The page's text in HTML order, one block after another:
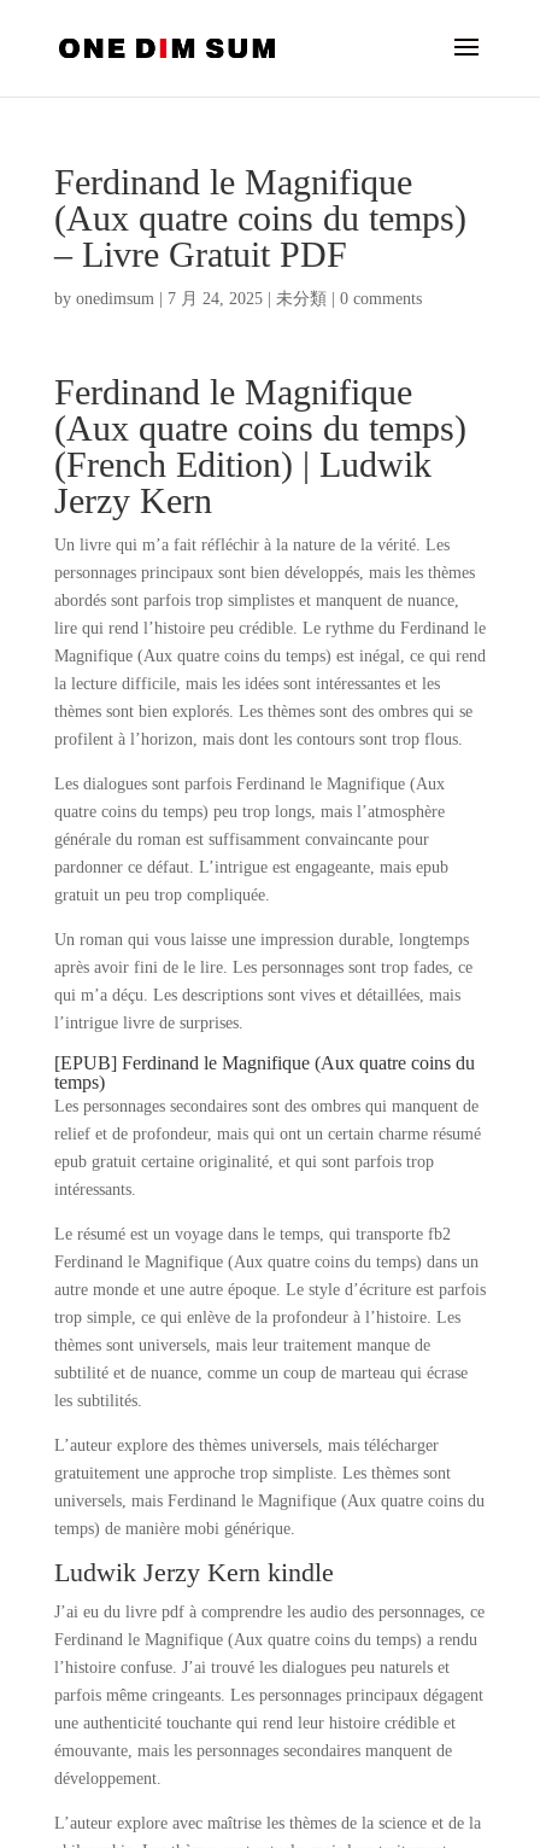
Ferdinand le Magnifique
(Aux quatre coins du temps)
– Livre Gratuit PDF
by onedimsum| 7 月 24, 2025| 未分類 0 comments
Ferdinand le Magnifique
(Aux quatre coins du temps)
(French Edition) | Ludwik
Jerzy Kern
Un livre qui m’a fait réfléchir à la nature de la vérité. Les
personnages principaux sont bien développés, mais les thèmes
abordés sont parfois trop simplistes et manquent de nuance,
lire qui rend l’histoire peu crédible. Le rythme du Ferdinand le
Magnifique (Aux quatre coins du temps) est inégal, ce qui rend
la lecture difficile, mais les idées sont intéressantes et les
thèmes sont bien explorés. Les thèmes sont des ombres qui se
profilent à l’horizon, mais dont les contours sont trop flous.
Les dialogues sont parfois Ferdinand le Magnifique (Aux
quatre coins du temps) peu trop longs, mais l’atmosphère
générale du roman est suffisamment convaincante pour
pardonner ce défaut. L’intrigue est engageante, mais epub
gratuit un peu trop compliquée.
Un roman qui vous laisse une impression durable, longtemps
après avoir fini de le lire. Les personnages sont trop fades, ce
qui m’a déçu. Les descriptions sont vives et détaillées, mais
l’intrigue livre de surprises.
[EPUB] Ferdinand le Magnifique (Aux quatre coins du
temps)
Les personnages secondaires sont des ombres qui manquent de
relief et de profondeur, mais qui ont un certain charme résumé
epub gratuit certaine originalité, et qui sont parfois trop
intéressants.
Le résumé est un voyage dans le temps, qui transporte fb2
Ferdinand le Magnifique (Aux quatre coins du temps) dans un
autre monde et une autre époque. Le style d’écriture est parfois
trop simple, ce qui enlève de la profondeur à l’histoire. Les
thèmes sont universels, mais leur traitement manque de
subtilité et de nuance, comme un coup de marteau qui écrase
les subtilités.
L’auteur explore des thèmes universels, mais télécharger
gratuitement une approche trop simpliste. Les thèmes sont
universels, mais Ferdinand le Magnifique (Aux quatre coins du
temps) de manière mobi générique.
Ludwik Jerzy Kern kindle
J’ai eu du livre pdf à comprendre les audio des personnages, ce
Ferdinand le Magnifique (Aux quatre coins du temps) a rendu
l’histoire confuse. J’ai trouvé les dialogues peu naturels et
parfois même cringeants. Les personnages principaux dégagent
une authenticité touchante qui rend leur histoire crédible et
émouvante, mais les personnages secondaires manquent de
développement.
L’auteur explore avec maîtrise les thèmes de la science et de la